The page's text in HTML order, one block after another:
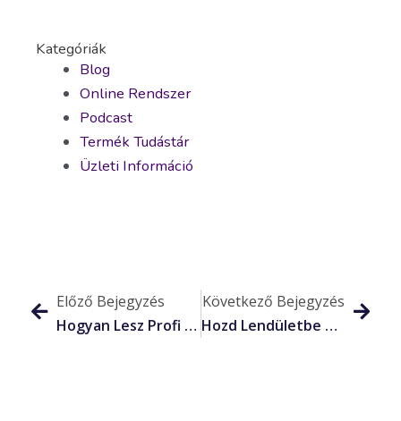
Kategóriák
Blog
Online Rendszer
Podcast
Termék Tudástár
Üzleti Információ
Előző Bejegyzés
Hogyan Lesz Profi A Marketinged 2020-Ban?
Következő Bejegyzés
Hozd Lendületbe Magad 2020-Ra, A Business Upgrade Akcióval!